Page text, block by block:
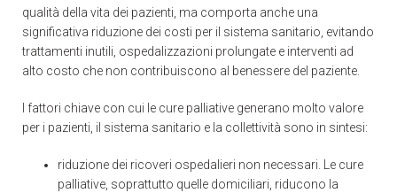
qualità della vita dei pazienti, ma comporta anche una
significativa riduzione dei costi per il sistema sanitario, evitando
trattamenti inutili, ospedalizzazioni prolungate e interventi ad
alto costo che non contribuiscono al benessere del paziente.
I fattori chiave con cui le cure palliative generano molto valore
per i pazienti, il sistema sanitario e la collettività sono in sintesi:
riduzione dei ricoveri ospedalieri non necessari. Le cure
palliative, soprattutto quelle domiciliari, riducono la